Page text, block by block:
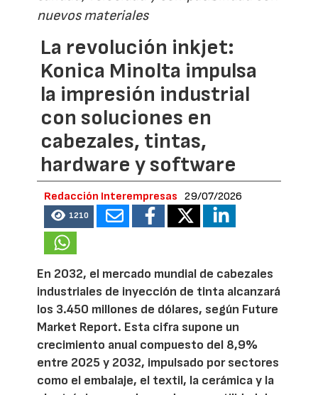
nuevos materiales
La revolución inkjet:
Konica Minolta impulsa
la impresión industrial
con soluciones en
cabezales, tintas,
hardware y software
Redacción Interempresas 29/07/2026
1210
En 2032, el mercado mundial de cabezales
industriales de inyección de tinta alcanzará
los 3.450 millones de dólares, según Future
Market Report. Esta cifra supone un
crecimiento anual compuesto del 8,9%
entre 2025 y 2032, impulsado por sectores
como el embalaje, el textil, la cerámica y la